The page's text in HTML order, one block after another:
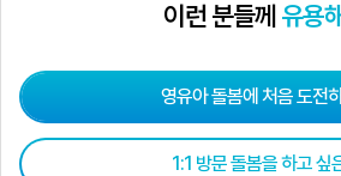
이런 분들께유용
영유아 돌봄에 처음 도전
1:1 방문 돌봄을 하고 싶